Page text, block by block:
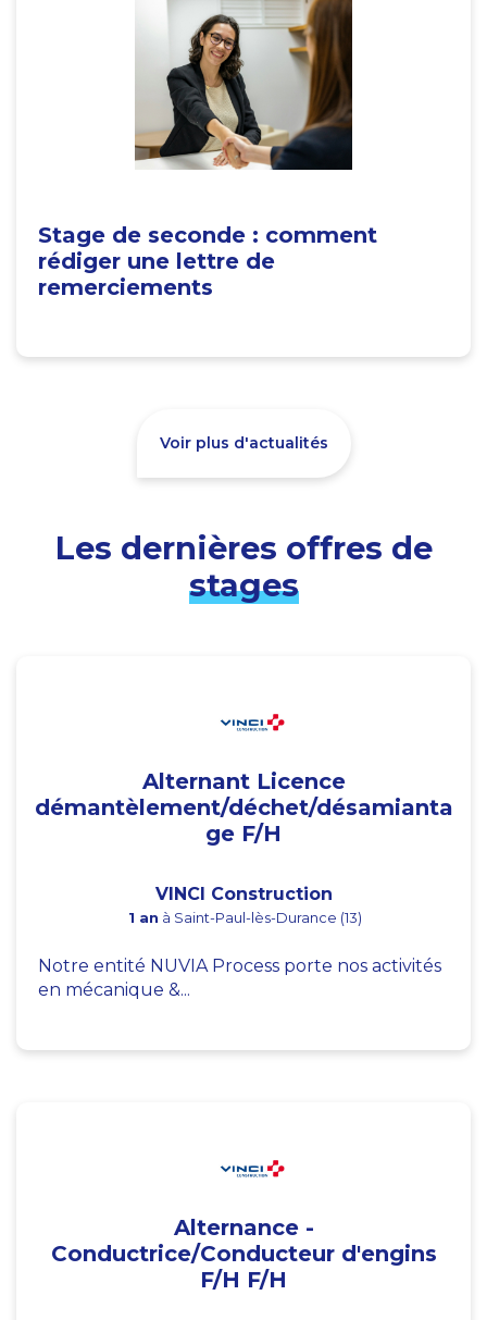
Stage de seconde : comment
rédiger une lettre de
remerciements
Voir plus d'actualités
Les dernières offres de
stages
Alternant Licence
démantèlement/déchet/désamianta
ge F/H
VINCI Construction
1 an à Saint-Paul-lès-Durance (13)
Notre entité NUVIA Process porte nos activités
en mécanique &...
Alternance -
Conductrice/Conducteur d'engins
F/H F/H